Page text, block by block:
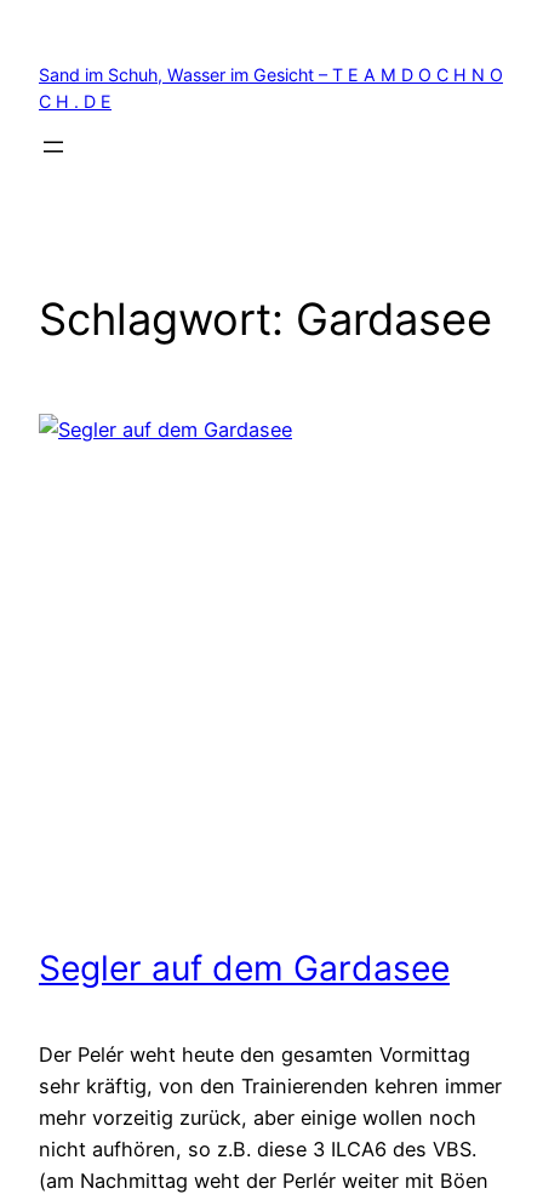
springen
Sand im Schuh, Wasser im Gesicht – T E A M D O C H N O
C H . D E
Schlagwort: Gardasee
Segler auf dem Gardasee
Der Pelér weht heute den gesamten Vormittag
sehr kräftig, von den Trainierenden kehren immer
mehr vorzeitig zurück, aber einige wollen noch
nicht aufhören, so z.B. diese 3 ILCA6 des VBS.
(am Nachmittag weht der Perlér weiter mit Böen